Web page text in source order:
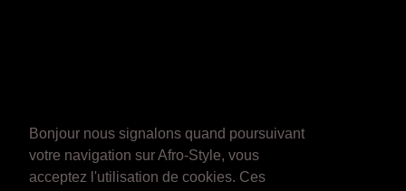
Bonjour nous signalons quand poursuivant
votre navigation sur Afro-Style, vous
acceptez l'utilisation de cookies. Ces